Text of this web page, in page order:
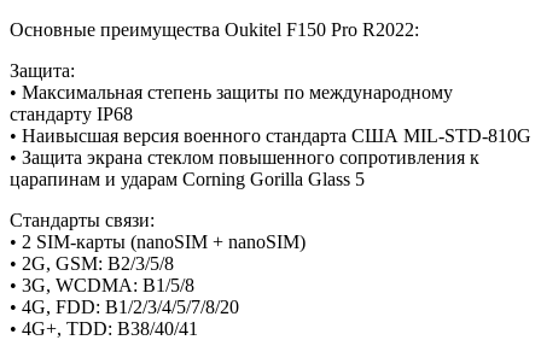
Основные преимущества Oukitel F150 Pro R2022:
Защита:
• Максимальная степень защиты по международному
стандарту IP68
• Наивысшая версия военного стандарта США MIL-STD-810G
• Защита экрана стеклом повышенного сопротивления к
царапинам и ударам Corning Gorilla Glass 5
Стандарты связи:
• 2 SIM-карты (nanoSIM + nanoSIM)
• 2G, GSM: B2/3/5/8
• 3G, WCDMA: B1/5/8
• 4G, FDD: B1/2/3/4/5/7/8/20
• 4G+, TDD: B38/40/41